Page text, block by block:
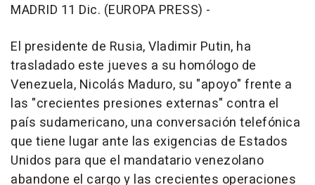
MADRID 11 Dic. (EUROPA PRESS) -
El presidente de Rusia, Vladimir Putin, ha
trasladado este jueves a su homólogo de
Venezuela, Nicolás Maduro, su "apoyo" frente a
las "crecientes presiones externas" contra el
país sudamericano, una conversación telefónica
que tiene lugar ante las exigencias de Estados
Unidos para que el mandatario venezolano
abandone el cargo y las crecientes operaciones